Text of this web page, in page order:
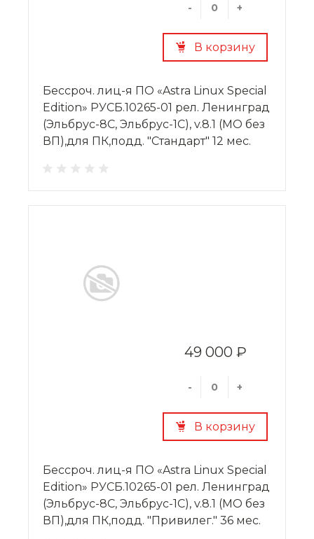
- +
В корзину
Бессроч. лиц-я ПО «Astra Linux Special
Edition» РУСБ.10265-01 рел. Ленинград
(Эльбрус-8С, Эльбрус-1С), v.8.1 (МО без
ВП),для ПК,подд. "Стандарт" 12 мес.
49 000 ₽
- +
В корзину
Бессроч. лиц-я ПО «Astra Linux Special
Edition» РУСБ.10265-01 рел. Ленинград
(Эльбрус-8С, Эльбрус-1С), v.8.1 (МО без
ВП),для ПК,подд. "Привилег." 36 мес.